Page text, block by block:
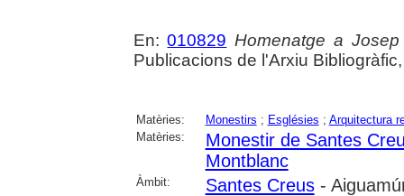
En:010829 Homenatge a
Publicacions de l'Arxiu
Matèries: Monestirs ; Esglésies ; Arquitectura
Matèries:
Monestir de Santes
Montblanc
Àmbit: Santes Creus-